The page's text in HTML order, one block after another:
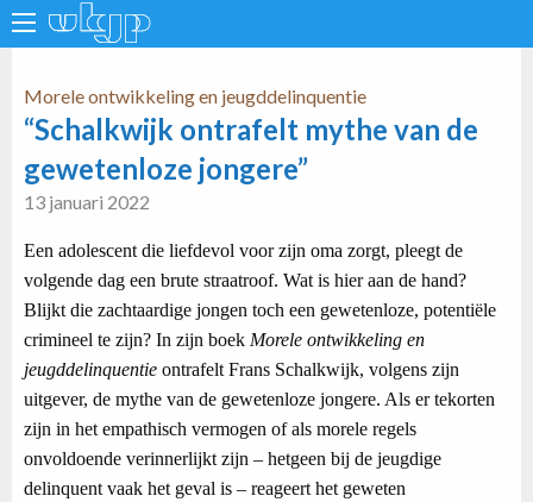
Morele ontwikkeling en jeugddelinquentie
“Schalkwijk ontrafelt mythe van de
gewetenloze jongere”
13 januari 2022
Een adolescent die liefdevol voor zijn oma zorgt, pleegt de
volgende dag een brute straatroof. Wat is hier aan de hand?
Blijkt die zachtaardige jongen toch een gewetenloze, potentiële
crimineel te zijn? In zijn boek Morele ontwikkeling en
jeugddelinquentie ontrafelt Frans Schalkwijk, volgens zijn
uitgever, de mythe van de gewetenloze jongere. Als er tekorten
zijn in het empathisch vermogen of als morele regels
onvoldoende verinnerlijkt zijn – hetgeen bij de jeugdige
delinquent vaak het geval is – reageert het geweten